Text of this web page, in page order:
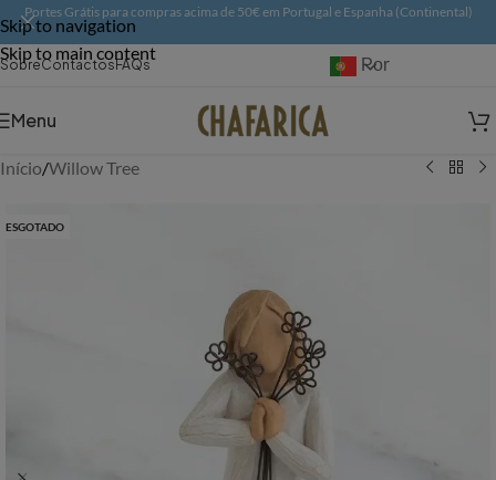
Skip to navigation
Skip to main content
Portes Grátis para compras acima de 50€ em Portugal e Espanha (Continental)
SobreContactosFAQs Português
Menu
Início/Willow Tree
ESGOTADO